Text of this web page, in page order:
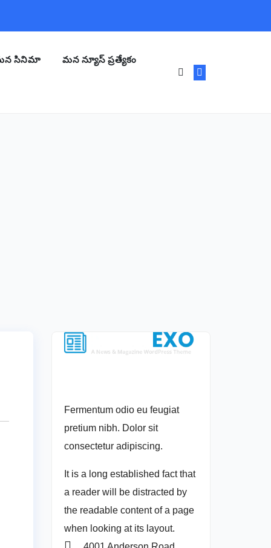
సినిమా మన న్యూస్ ప్రత్యేకం
Fermentum odio eu feugiat
pretium nibh. Dolor sit
consectetur adipiscing.
It is a long established fact that
a reader will be distracted by
the readable content of a page
when looking at its layout.